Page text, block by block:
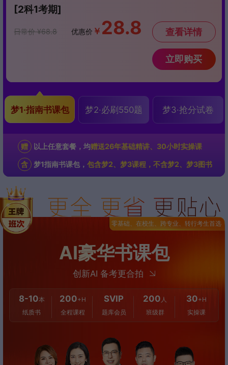
[2科1考期]
日常价 ¥68.8 优惠价 ￥ 28.8 查看详情
立即购买
梦1·指南书课包 梦2·必刷550题 梦3·抢分试卷
赠 以上任意套餐，均赠送26年基础精讲、30小时实操课
含 梦1指南书课包，包含梦2、梦3课程，不含梦2、梦3图书
零基础、在校生、跨专业、转行考生首选
AI豪华书课包
创新AI 备考更合拍
8-10本
纸质书
200+H
全程课程
SVIP
题库会员
200 人
班级群
30+H
实操课